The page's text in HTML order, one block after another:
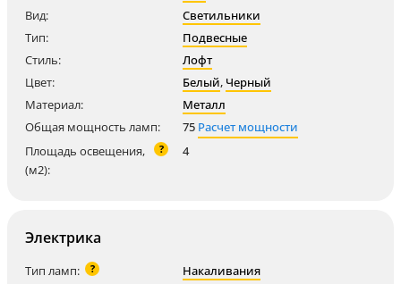
Вид:
Светильники
Тип:
Подвесные
Стиль:
Лофт
Цвет:
Белый, Черный
Материал:
Металл
Общая мощность ламп:
75 Расчет мощности
Площадь освещения,
(м2):
? 4
Электрика
Тип ламп: ?
Накаливания